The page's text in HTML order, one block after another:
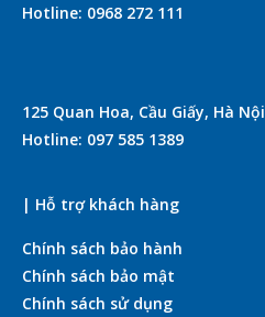
Hotline: 0968 272 111
125 Quan Hoa, Cầu Giấy, Hà Nội
Hotline: 097 585 1389
| Hỗ trợ khách hàng
Chính sách bảo hành
Chính sách bảo mật
Chính sách sử dụng